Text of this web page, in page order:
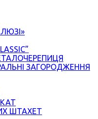
ЗАГОРОДЖЕННЯ
ШТАХЕТ